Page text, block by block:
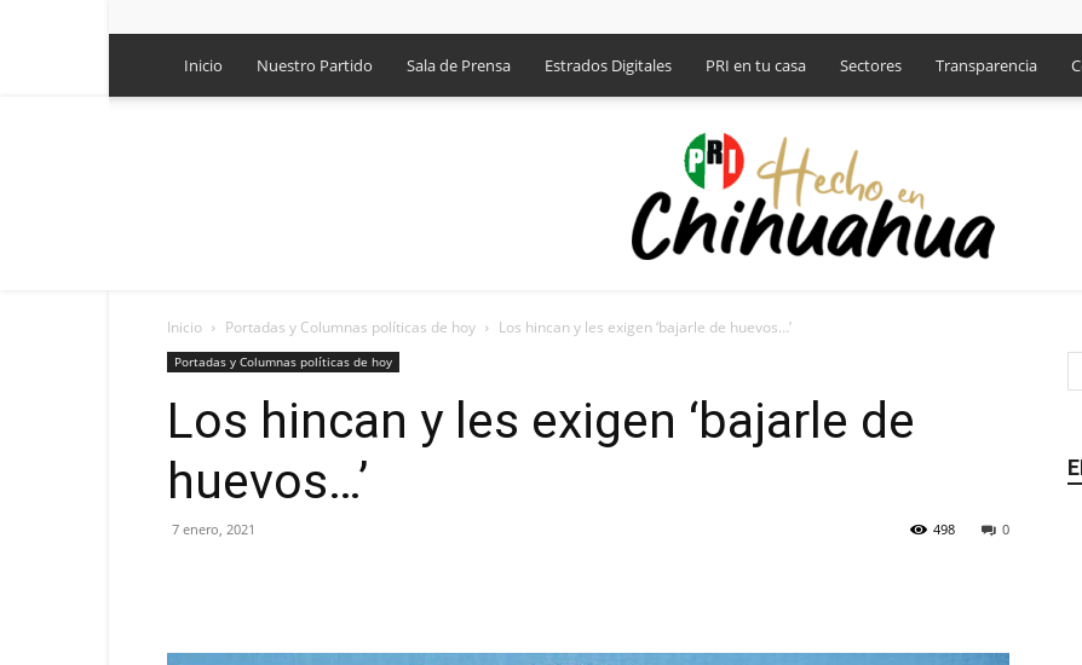
Inicio Nuestro Partido Sala de Prensa Estrados Digitales PRI en tu casa Sectores Transparencia
Inicio Portadas y Columnas políticas de hoy Los hincan y les exigen ‘bajarle de huevos…’
Portadas y Columnas políticas de hoy
Los hincan y les exigen ‘bajarle de
huevos…’
7 enero, 2021 0
498